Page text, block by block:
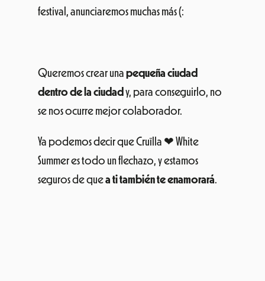
festival, anunciaremos muchas más (:
Queremos crear una pequeña ciudad
dentro de la ciudad y, para conseguirlo, no
se nos ocurre mejor colaborador.
Ya podemos decir que Cruïlla ❤ White
Summer es todo un flechazo, y estamos
seguros de quea ti también te enamorará.